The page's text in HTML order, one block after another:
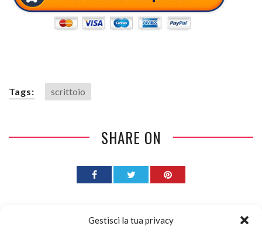
Gestisci la tua privacy
Tags: scrittoio
SHARE ON
PREVIOUS ARTICLE